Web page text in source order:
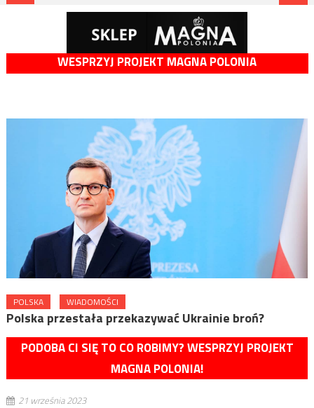
WESPRZYJ PROJEKT MAGNA POLONIA
POLSKA WIADOMOŚCI
Polska przestała przekazywać Ukrainie broń?
PODOBA CI SIĘ TO CO ROBIMY? WESPRZYJ PROJEKT
MAGNA POLONIA!
21 września 2023